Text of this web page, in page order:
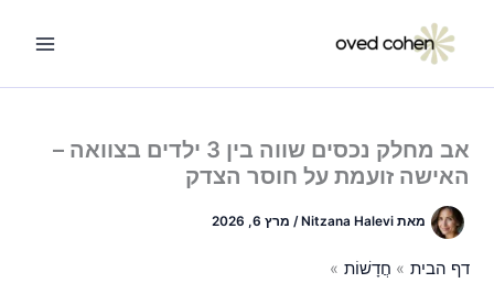
אב מחלק נכסים שווה בין 3 ילדים בצוואה –
האישה זועמת על חוסר הצדק
מאתNitzana Halevi
/ מרץ 6, 2026
דף הבית
חֲדָשׁוֹת